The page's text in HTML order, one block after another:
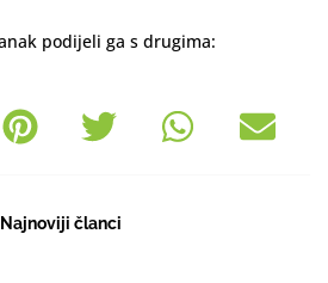
podijeli ga s drugima:
Najnoviji članci